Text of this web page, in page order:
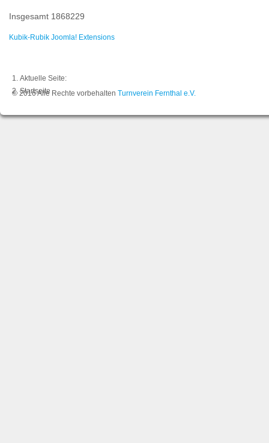
Insgesamt 1868229
Kubik-Rubik Joomla! Extensions
Aktuelle Seite:
Startseite
© 2016 Alle Rechte vorbehalten Turnverein Fernthal e.V.